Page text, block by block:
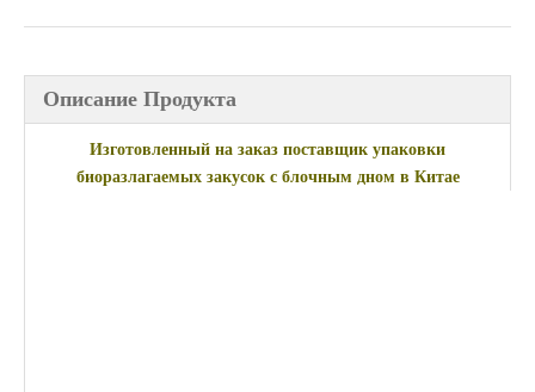
Описание Продукта
Изготовленный на заказ поставщик упаковки
биоразлагаемых закусок с блочным дном в Китае